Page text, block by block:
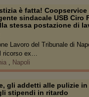
è fatta!
sindacale USB Ciro
stessa postazione di
Lavoro del Tribunale di
ricorso ex…
, Napoli
gli addetti alle pulizie
stipendi in ritardo